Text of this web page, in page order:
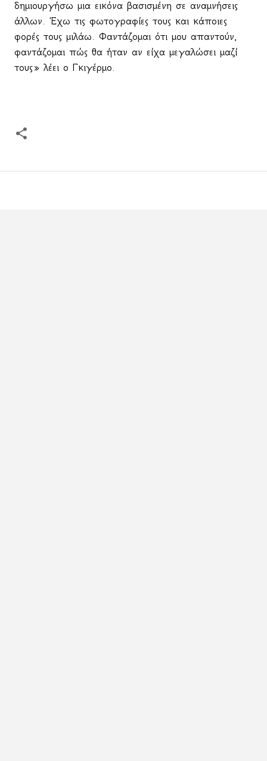
δημιουργήσω μια εικόνα βασισμένη σε αναμνήσεις
άλλων. Έχω τις φωτογραφίες τους και κάποιες
φορές τους μιλάω. Φαντάζομαι ότι μου απαντούν,
φαντάζομαι πώς θα ήταν αν είχα μεγαλώσει μαζί
τους» λέει ο Γκιγέρμο.